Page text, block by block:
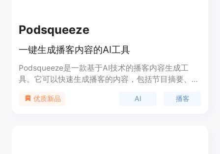
Podsqueeze
一键生成播客内容的AI工具
Podsqueeze是一款基于AI技术的播客内容生成工
具。它可以快速生成播客的内容，包括节目摘要、时
使用Podsqueeze，您可以轻松为播客创作内容，并
优质新品 AI 播客